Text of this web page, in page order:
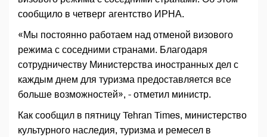
сообщило в четверг агентство ИРНА.
«Мы постоянно работаем над отменой визового
режима с соседними странами. Благодаря
сотрудничеству Министерства иностранных дел с
каждым днем для туризма предоставляется все
больше возможностей», - отметил министр.
Как сообщил в пятницу Tehran Times, министерство
культурного наследия, туризма и ремесел в